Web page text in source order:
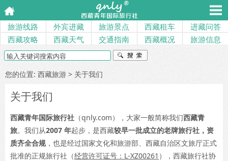
旅游线路 外宾进藏 旅游景点 西藏租车
进藏问答
西藏攻略
西藏天气 交通指南 西藏概况 旅游信息
您的位置: 西藏旅游 > 关于我们
关于我们
西藏青年国际旅行社 （qnly.com），大家一般简称我们西藏青
旅。我们从2007 年起步，是西藏较早一批成立的老牌旅行社，资
质齐全合规，也是经过国家文化和旅游部、西藏自治区文旅厅正式
批准的正规旅行社（经营许可证号：L-XZ00261 ），西藏旅行社协